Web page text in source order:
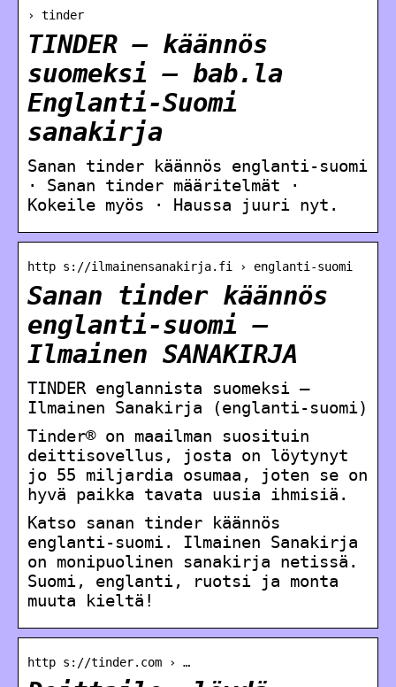
› tinder
TINDER – käännös
suomeksi – bab.la
Englanti-Suomi
sanakirja
Sanan tinder käännös englanti-suomi
· Sanan tinder määritelmät ·
Kokeile myös · Haussa juuri nyt.
http s://ilmainensanakirja.fi › englanti-suomi
Sanan tinder käännös
englanti-suomi –
Ilmainen SANAKIRJA
TINDER englannista suomeksi –
Ilmainen Sanakirja (englanti-suomi)
Tinder® on maailman suosituin
deittisovellus, josta on löytynyt
jo 55 miljardia osumaa, joten se on
hyvä paikka tavata uusia ihmisiä.
Katso sanan tinder käännös
englanti-suomi. Ilmainen Sanakirja
on monipuolinen sanakirja netissä.
Suomi, englanti, ruotsi ja monta
muuta kieltä!
http s://tinder.com › …